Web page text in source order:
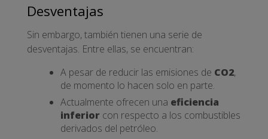
Desventajas
Sin embargo, también tienen una serie de
desventajas. Entre ellas, se encuentran:
A pesar de reducir las emisiones de CO2,
de momento lo hacen solo en parte.
Actualmente ofrecen una eficiencia
inferior con respecto a los combustibles
derivados del petróleo.